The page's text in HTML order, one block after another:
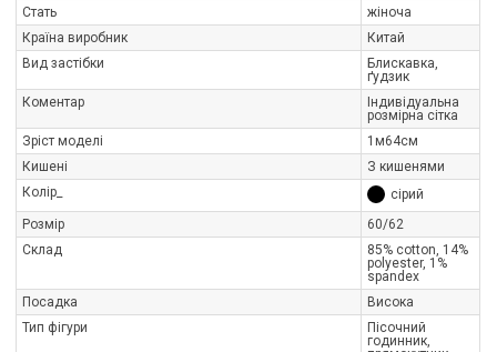
Стать
жіноча
Країна виробник
Китай
Вид застібки
Блискавка,
ґудзик
Коментар
Індивідуальна
розмірна сітка
Зріст моделі
1м64см
Кишені
З кишенями
Колір_
сірий
Розмір
60/62
Склад
85% cotton, 14%
polyester, 1%
spandex
Посадка
Висока
Тип фігури
Пісочний
годинник,